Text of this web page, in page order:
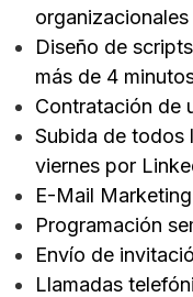
Diseño de
más de 4
Contratación de
Subida de todos
viernes por
E-Mail
Programación
Envío de
Llamadas